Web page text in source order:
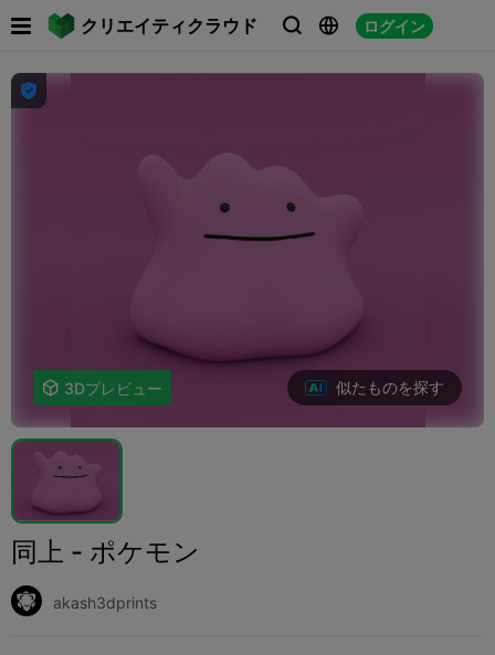
クリエイティクラウド   ログイン
 

 3Dプレビュー 似たものを探す
同上 - ポケモン
akash3dprints